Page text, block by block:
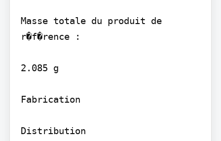
Masse totale du produit de
r�f�rence :
2.085 g
Fabrication
Distribution